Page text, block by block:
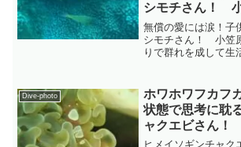
シモチさん！
ダイ科 diving-
tsubuankun
無償の愛には涙！子
シモチさん！ 小笠
りで群れを成して生
感じがするスズキ目
イシモチ属のキンセ
Dive-photo
ホワホワフカフ
状態で思考に耽
ャクエビさん
photo-
ヒメイソギンチャク